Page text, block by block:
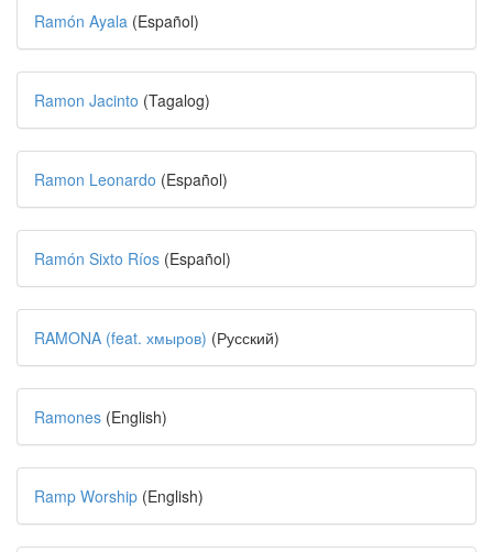
Ramón Ayala (Español)
Ramon Jacinto (Tagalog)
Ramon Leonardo (Español)
Ramón Sixto Ríos (Español)
RAMONA (feat. хмыров) (Русский)
Ramones (English)
Ramp Worship (English)